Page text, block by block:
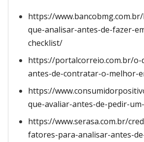
https://
que-analisar-antes-de-fazer-
checklist/
https://portalcorreio.com.br/o-
antes-de-contratar-o-melhor-
https://
que-avaliar-antes-de-pedir-
https://www.serasa.com.br/
fatores-para-analisar-antes-